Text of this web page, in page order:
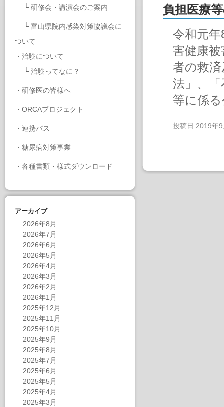
└ 研修会・講演会のご案内
└ 富山県院内感染対策協議会に
ついて
・ 治験について
└ 治験ってなに？
・ 研修医の皆様へ
・ ORCAプロジェクト
・ 連携パス
・ 糖尿病対策事業
・ 各種書類・様式ダウンロード
アーカイブ
2026年8月
2026年7月
2026年6月
2026年5月
2026年4月
2026年3月
2026年2月
2026年1月
2025年12月
2025年11月
2025年10月
2025年9月
2025年8月
2025年7月
2025年6月
2025年5月
2025年4月
2025年3月
負担医療
令和元
害健康
者の救
法」、
等に係
投稿日 2019年